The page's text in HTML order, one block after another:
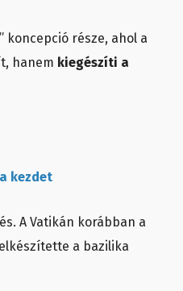
koncepció része, ahol a
hanem kiegészíti a
kezdet
A Vatikán korábban a
a bazilika